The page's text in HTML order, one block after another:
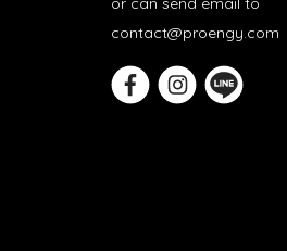
contact@proengy.com